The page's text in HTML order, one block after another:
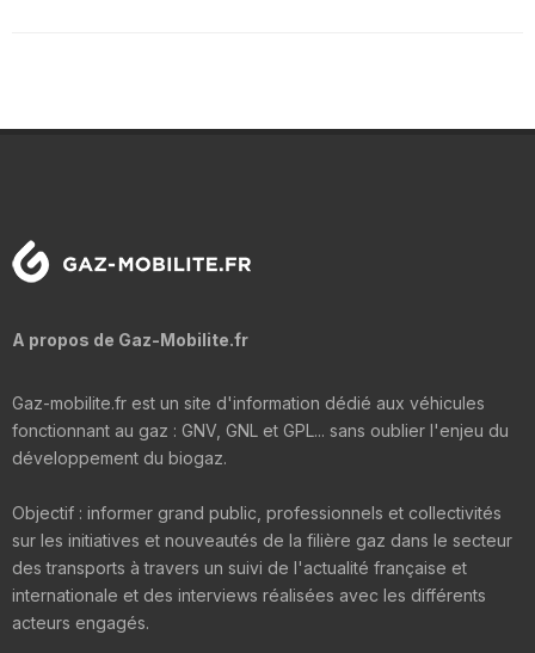
A propos de Gaz-Mobilite.fr
Gaz-mobilite.fr est un site d'information dédié aux véhicules
fonctionnant au gaz : GNV, GNL et GPL... sans oublier l'enjeu du
développement du biogaz.
Objectif : informer grand public, professionnels et collectivités
sur les initiatives et nouveautés de la filière gaz dans le secteur
des transports à travers un suivi de l'actualité française et
internationale et des interviews réalisées avec les différents
acteurs engagés.